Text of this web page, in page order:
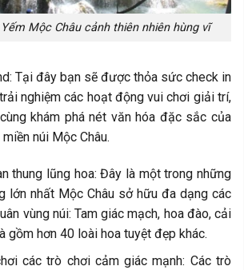
Mộc Châu cảnh thiên nhiên hùng vĩ
Tại đây bạn sẽ được thỏa sức check in
nghiệm các hoạt động vui chơi giải trí,
khám phá nét văn hóa đặc sắc của
núi Mộc Châu.
thung lũng hoa: Đây là một trong những
lớn nhất Mộc Châu sở hữu đa dạng các
vùng núi: Tam giác mạch, hoa đào, cải
gồm hơn 40 loài hoa tuyệt đẹp khác.
các trò chơi cảm giác mạnh: Các trò